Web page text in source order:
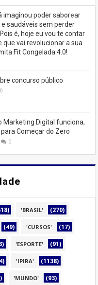
imaginou poder saborear
saudáveis ​​sem perder
é, hoje eu vou te contar
que vai revolucionar a sua
Fit Congelada 4.0!
concurso público
0
Marketing Digital funciona,
para Começar do Zero
0
'BRASIL' (270)
(49) 'CURSOS' (17)
'ESPORTE' (91)
'IPIRA' (1138)
'MUNDO' (93)